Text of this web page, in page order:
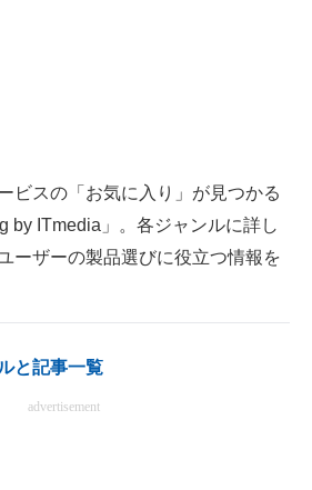
べる
ティ
かる
イト
イト
ビスの「お気に入り」が見つかる
by ITmedia」。各ジャンルに詳し
ーザーの製品選びに役立つ情報を
と記事一覧
advertisement